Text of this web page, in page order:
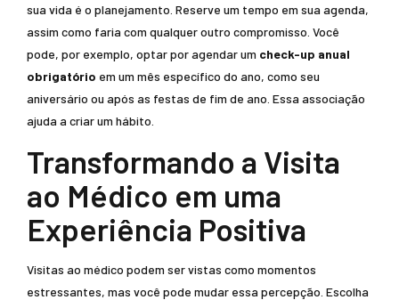
sua vida é o planejamento. Reserve um tempo em sua agenda,
assim como faria com qualquer outro compromisso. Você
pode, por exemplo, optar por agendar um check-up anual
obrigatório em um mês específico do ano, como seu
aniversário ou após as festas de fim de ano. Essa associação
ajuda a criar um hábito.
Transformando a Visita
ao Médico em uma
Experiência Positiva
Visitas ao médico podem ser vistas como momentos
estressantes, mas você pode mudar essa percepção. Escolha